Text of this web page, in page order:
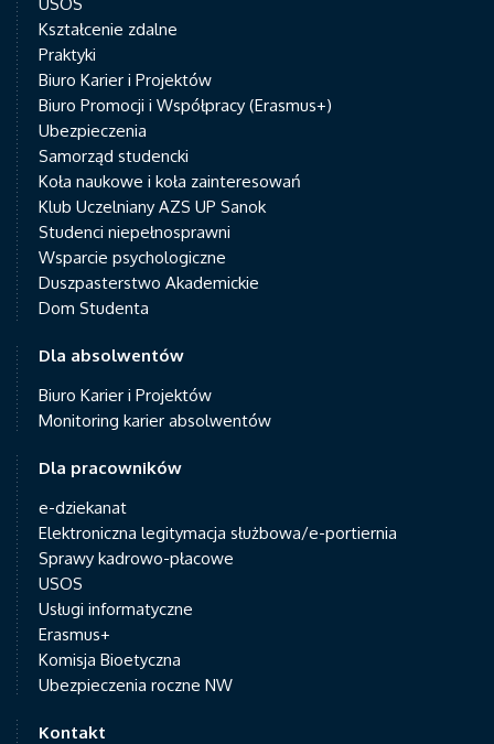
Kształcenie zdalne
Praktyki
Biuro Karier i Projektów
Biuro Promocji i Współpracy (Erasmus+)
Ubezpieczenia
Samorząd studencki
Koła naukowe i koła zainteresowań
Klub Uczelniany AZS UP Sanok
Studenci niepełnosprawni
Wsparcie psychologiczne
Duszpasterstwo Akademickie
Dom Studenta
Dla absolwentów
Biuro Karier i Projektów
Monitoring karier absolwentów
Dla pracowników
e-dziekanat
Elektroniczna legitymacja służbowa/e-portiernia
Sprawy kadrowo-płacowe
USOS
Usługi informatyczne
Erasmus+
Komisja Bioetyczna
Ubezpieczenia roczne NW
Kontakt